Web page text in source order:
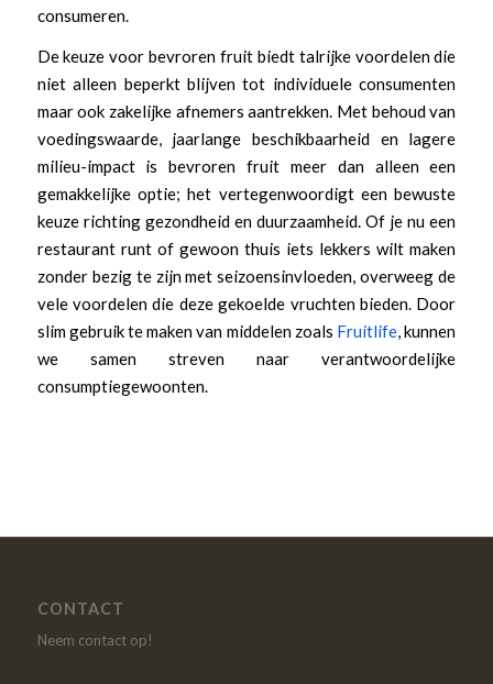
consumeren.
De keuze voor bevroren fruit biedt talrijke voordelen die
niet alleen beperkt blijven tot individuele consumenten
maar ook zakelijke afnemers aantrekken. Met behoud van
voedingswaarde, jaarlange beschikbaarheid en lagere
milieu-impact is bevroren fruit meer dan alleen een
gemakkelijke optie; het vertegenwoordigt een bewuste
keuze richting gezondheid en duurzaamheid. Of je nu een
restaurant runt of gewoon thuis iets lekkers wilt maken
zonder bezig te zijn met seizoensinvloeden, overweeg de
vele voordelen die deze gekoelde vruchten bieden. Door
slim gebruik te maken van middelen zoals Fruitlife, kunnen
we samen streven naar verantwoordelijke
consumptiegewoonten.
CONTACT
Neem contact op!